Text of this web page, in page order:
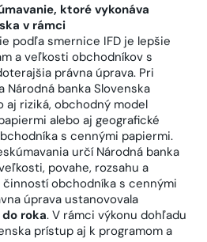
ktoré vykonáva
v rámci
podľa smernice IFD je lepšie
a veľkosti obchodníkov s
právna úprava. Pri
Národná banka Slovenska
aj riziká, obchodný model
alebo aj geografické
s cennými papiermi.
určí Národná banka
povahe, rozsahu a
obchodníka s cennými
úprava ustanovovala
do roka. V rámci výkonu dohľadu
prístup aj k programom a